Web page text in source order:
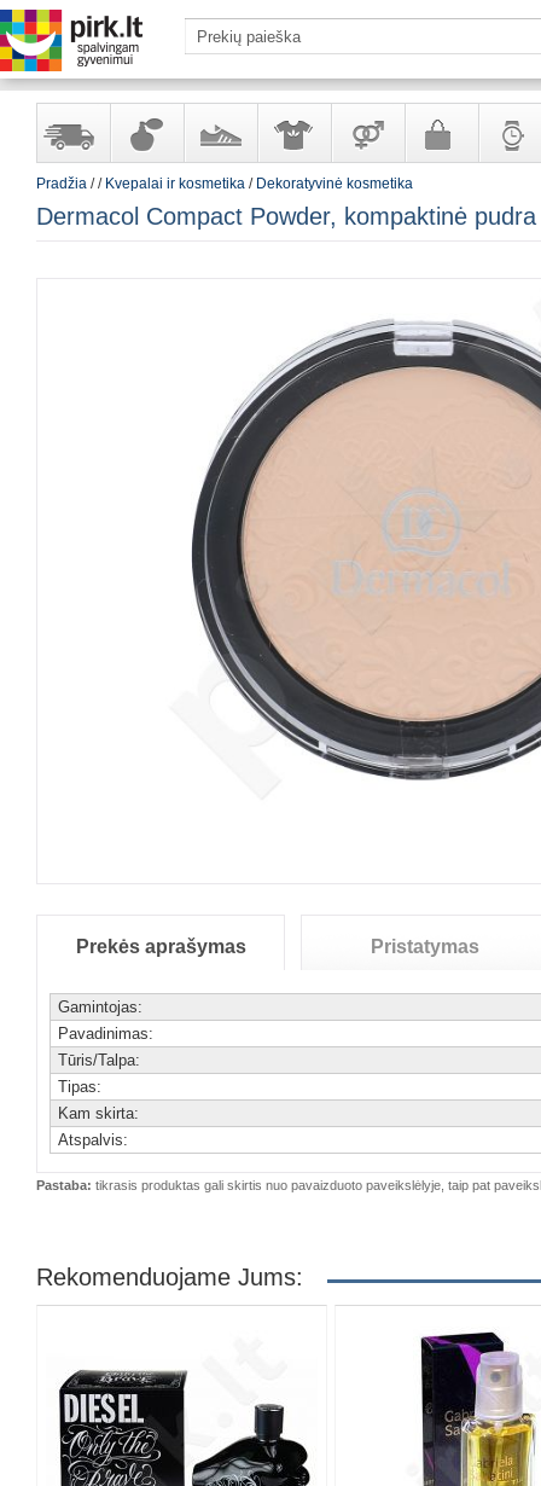
sandėlyje
ir
kosmetika
ir
aksesuarai
suaugusiems
ir
Pradžia // Kvepalai ir kosmetika / Dekoratyvinė kosmetika
Dermacol Compact Powder, kompaktinė
Prekės aprašymas Pristatymas
Gamintojas:
Pavadinimas:
Tūris/Talpa:
Tipas:
Kam skirta:
Atspalvis:
Pastaba: tikrasis produktas gali skirtis nuo pavaizduoto paveikslėlyje, taip pat
Rekomenduojame Jums: